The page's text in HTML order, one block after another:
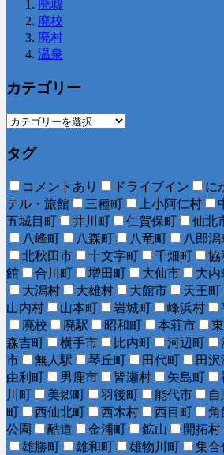
廃墟
廃校
廃村
温泉
カテゴリー
タグ
コメントあり ドライブイン に
テル・旅館
三種町 上小阿仁村
五城目町
井川町 仁賀保町 仙北
八峰町
八森町 八竜町 八郎潟
北秋田市
十文字町 千畑町 協
館
合川町 増田町 大仙市 大内
大潟村
大雄村 大館市 天王町
山内村
山本町 岩城町 峰浜村
廃校
廃駅 昭和町 本荘市
森吉町
横手市 比内町 河辺町
市
無人駅 琴丘町 田代町 田
由利町
男鹿市 皆瀬村 矢島町
川町
美郷町 羽後町 能代市
町
西仙北町 西木村 西目町 角
公園
酷道 金浦町 鉱山 開拓村
雄勝町
雄和町 雄物川町 集合